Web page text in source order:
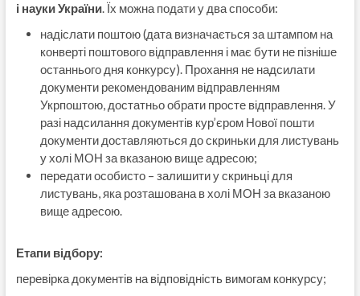
і науки України. Їх можна подати у два способи:
надіслати поштою (дата визначається за штампом на
конверті поштового відправлення і має бути не пізніше
останнього дня конкурсу). Прохання не надсилати
документи рекомендованим відправленням
Укрпоштою, достатньо обрати просте відправлення. У
разі надсилання документів кур’єром Нової пошти
документи доставляються до скриньки для листувань
у холі МОН за вказаною вище адресою;
передати особисто – залишити у скриньці для
листувань, яка розташована в холі МОН за вказаною
вище адресою.
Етапи відбору:
перевірка документів на відповідність вимогам конкурсу;